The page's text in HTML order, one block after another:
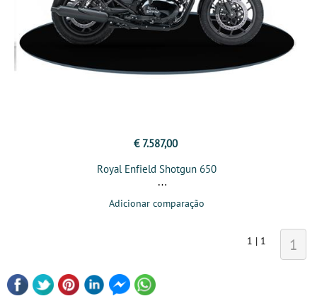
€ 7.587,00
Royal Enfield Shotgun 650
Adicionar comparação
1 | 1 1